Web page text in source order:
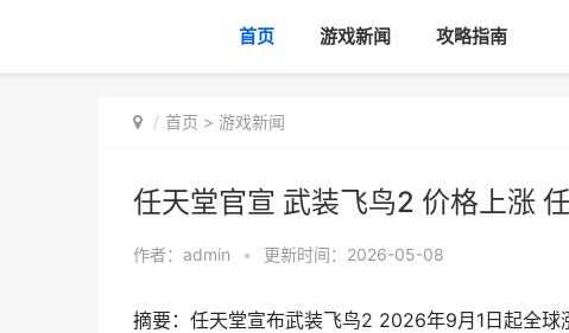
首页 游戏新闻 攻略指南
首页 > 游戏新闻
任天堂官宣 武装飞鸟2 价格上涨
作者： admin • 更新时间：2026-05-08
摘要：任天堂宣布武装飞鸟2 2026年9月1日起全